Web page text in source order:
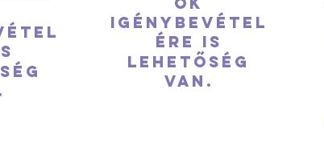
igénybevétel
ére is
lehetőség
van.